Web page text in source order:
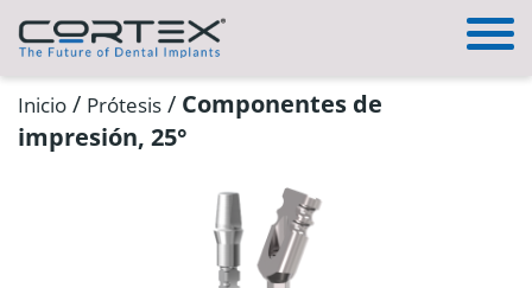
Inicio / Prótesis / Componentes de
impresión, 25°